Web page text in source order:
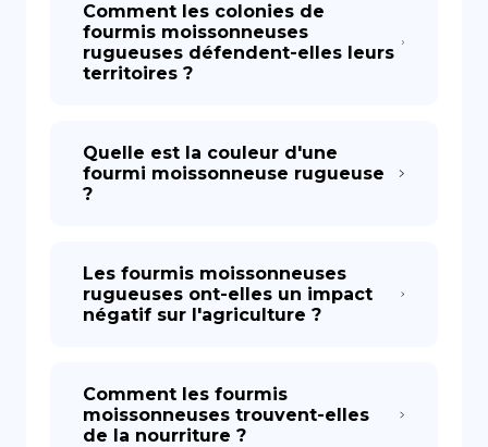
Comment les colonies de
fourmis moissonneuses
rugueuses défendent-elles leurs
territoires ?
Quelle est la couleur d'une
fourmi moissonneuse rugueuse
?
Les fourmis moissonneuses
rugueuses ont-elles un impact
négatif sur l'agriculture ?
Comment les fourmis
moissonneuses trouvent-elles
de la nourriture ?